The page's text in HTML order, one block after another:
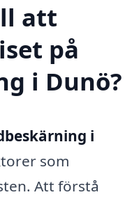
att
på
i Dunö?
i
som
Att förstå